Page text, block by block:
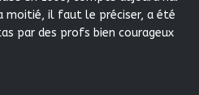
moitié, il faut le préciser, a été
par des profs bien courageux